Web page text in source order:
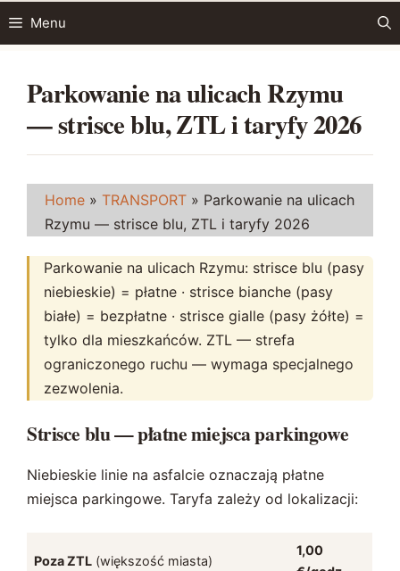
Menu
Parkowanie na ulicach Rzymu
— strisce blu, ZTL i taryfy 2026
Home » TRANSPORT » Parkowanie na ulicach
Rzymu — strisce blu, ZTL i taryfy 2026
Parkowanie na ulicach Rzymu: strisce blu (pasy
niebieskie) = płatne · strisce bianche (pasy
białe) = bezpłatne · strisce gialle (pasy żółte) =
tylko dla mieszkańców. ZTL — strefa
ograniczonego ruchu — wymaga specjalnego
zezwolenia.
Strisce blu — płatne miejsca parkingowe
Niebieskie linie na asfalcie oznaczają płatne
miejsca parkingowe. Taryfa zależy od lokalizacji:
Poza ZTL (większość miasta)
1,00